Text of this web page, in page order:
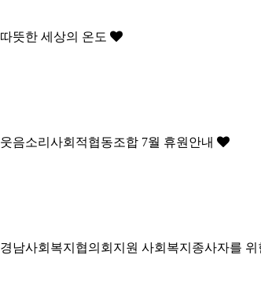
따뜻한 세상의 온도
웃음소리사회적협동조합 7월 휴원안내
경남사회복지협의회지원 사회복지종사자를